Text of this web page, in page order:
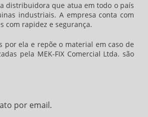
distribuidora que atua em todo o país
industriais. A empresa conta com
com rapidez e segurança.
ela e repõe o material em caso de
pela MEK-FIX Comercial Ltda. são
por email.